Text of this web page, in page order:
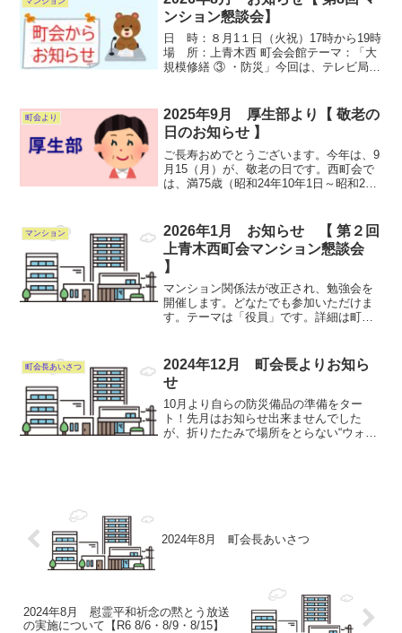
ンション懇談会】
日 時：８月1１日（火祝）17時から19時
場 所：上青木西 町会会館テーマ：「大
規模修繕 ③ ・防災」今回は、テレビ局制
を使って勉強します。「防災」では、簡
易トイレテント...
町会より
2025年9月 厚生部より【 敬老の
日のお知らせ 】
ご長寿おめでとうございます。今年は、9
月15（月）が、敬老の日です。西町会で
は、満75歳（昭和24年10年1日～昭和25
で申請された方】♥担当地区の民生委員...
マンション
2026年1月 お知らせ 【 第２回
上青木西町会マンション懇談会
】
マンション関係法が改正され、勉強会を
開催します。どなたでも参加いただけま
す。テーマは「役員」です。詳細は町会
上青木西 町会会館
町会長あいさつ
2024年12月 町会長よりお知ら
せ
10月より自らの防災備品の準備をター
ト！先月はお知らせ出来ませんでした
が、折りたたみで場所をとらない“ウォタ
2024年8月 町会長あいさつ
2024年8月 慰霊平和祈念の黙とう放送
の実施について【R6 8/6・8/9・8/15】